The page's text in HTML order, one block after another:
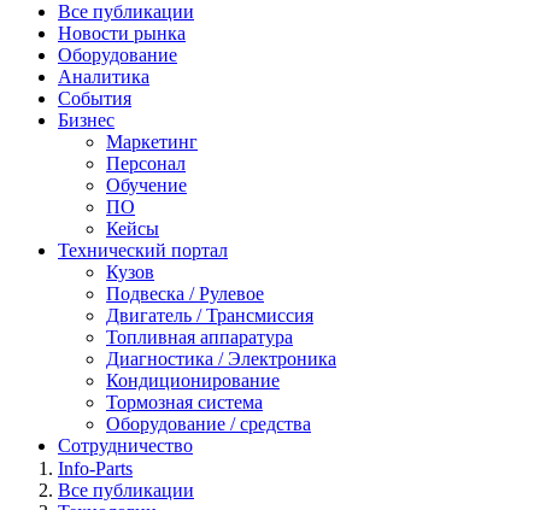
Все публикации
Новости рынка
Оборудование
Аналитика
События
Бизнес
Маркетинг
Персонал
Обучение
ПО
Кейсы
Технический портал
Кузов
Подвеска / Рулевое
Двигатель / Трансмиссия
Топливная аппаратура
Диагностика / Электроника
Кондиционирование
Тормозная система
Оборудование / средства
Сотрудничество
Info-Parts
Все публикации